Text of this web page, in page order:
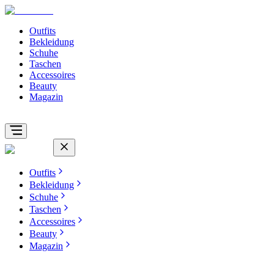
Outfits
Bekleidung
Schuhe
Taschen
Accessoires
Beauty
Magazin
Outfits
Bekleidung
Schuhe
Taschen
Accessoires
Beauty
Magazin